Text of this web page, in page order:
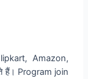
Amazon,
हैं। Program join